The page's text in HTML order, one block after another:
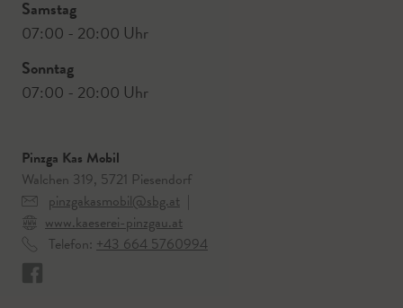
Samstag
07:00 - 20:00 Uhr
Sonntag
07:00 - 20:00 Uhr
Pinzga Kas Mobil
Walchen 319, 5721 Piesendorf
pinzgakasmobil@sbg.at |
www.kaeserei-pinzgau.at
Telefon: +43 664 5760994